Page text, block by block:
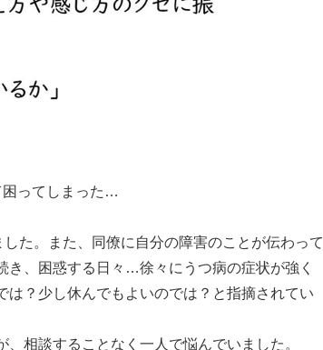
困ってしまった…
た。また、同僚に自分の障害のことが伝わって
き、困惑する日々…徐々にうつ病の症状が強く
？少し休んでもよいのでは？と指摘されてい
相談することなく一人で悩んでいました。